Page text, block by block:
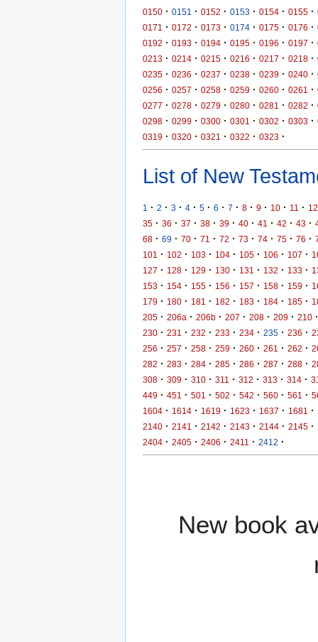
0150 · 0151 · 0152 · 0153 · 0154 · 0155 ·
0171
· 0172 · 0173 · 0174 · 0175 · 0176 ·
0192 · 0193 · 0194 · 0195 · 0196 · 0197 ·
0213 · 0214 · 0215 · 0216 · 0217 · 0218 ·
0235 · 0236 · 0237 · 0238 · 0239 · 0240 ·
0256 · 0257 · 0258 · 0259 · 0260 · 0261 ·
0277 · 0278 · 0279 · 0280 · 0281 · 0282 ·
0298 · 0299 · 0300 · 0301 · 0302 · 0303 ·
0319 · 0320 · 0321 · 0322 · 0323 ·
List of New
1 · 2 · 3 · 4 · 5 · 6 · 7 · 8 · 9 · 10 · 11 · 12
35 · 36 · 37 · 38 · 39 · 40 · 41 · 42 · 43 ·
68 · 69 · 70 · 71 · 72 · 73 · 74 · 75 · 76 ·
101
· 102 · 103 · 104 · 105 · 106 · 107 ·
127 · 128 · 129 · 130 · 131 · 132 · 133 ·
153 · 154 · 155 · 156 · 157 · 158 · 159 ·
179 · 180 · 181 · 182 · 183 · 184 · 185 ·
205 · 206a · 206b · 207 · 208 · 209 · 210 ·
230 · 231 · 232 · 233 · 234 · 235 · 236 ·
256 · 257 · 258 · 259 · 260 · 261 · 262 ·
282 · 283 · 284 · 285 · 286 · 287 · 288 ·
308 · 309 · 310 · 311 · 312 · 313 · 314 ·
449 · 451 · 501 · 502 · 542 · 560 · 561 ·
1604 · 1614 · 1619 · 1623 · 1637 · 1681 ·
2140 · 2141 · 2142 · 2143 · 2144 · 2145 ·
2404 · 2405 · 2406 · 2411 · 2412 ·
New book